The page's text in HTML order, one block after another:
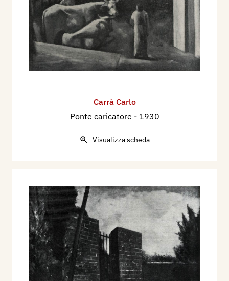
Carrà Carlo
Ponte caricatore - 1930
Visualizza scheda